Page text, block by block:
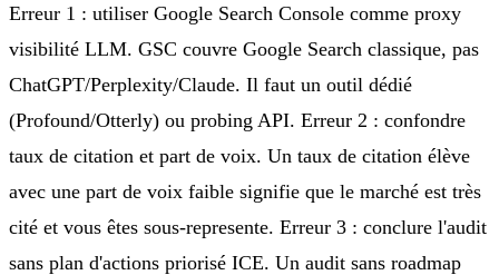
Erreur 1 : utiliser Google Search Console comme proxy
visibilité LLM. GSC couvre Google Search classique, pas
ChatGPT/Perplexity/Claude. Il faut un outil dédié
(Profound/Otterly) ou probing API. Erreur 2 : confondre
taux de citation et part de voix. Un taux de citation élève
avec une part de voix faible signifie que le marché est très
cité et vous êtes sous-represente. Erreur 3 : conclure l'audit
sans plan d'actions priorisé ICE. Un audit sans roadmap